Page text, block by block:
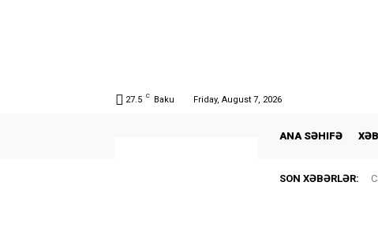
27.5 C Baku Friday, August 7, 2026
ANA SƏHIFƏ
SON XƏBƏRLƏR: